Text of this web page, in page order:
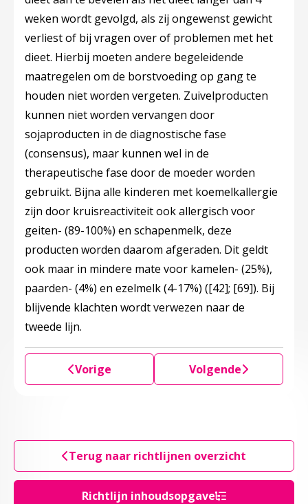
Richtlijn inhoudsopgave
weken wordt gevolgd, als zij ongewenst gewicht
verliest of bij vragen over of problemen met het
dieet. Hierbij moeten andere begeleidende
maatregelen om de borstvoeding op gang te
houden niet worden vergeten. Zuivelproducten
kunnen niet worden vervangen door
sojaproducten in de diagnostische fase
(consensus), maar kunnen wel in de
therapeutische fase door de moeder worden
gebruikt. Bijna alle kinderen met koemelkallergie
zijn door kruisreactiviteit ook allergisch voor
geiten- (89-100%) en schapenmelk, deze
producten worden daarom afgeraden. Dit geldt
ook maar in mindere mate voor kamelen- (25%),
paarden- (4%) en ezelmelk (4-17%) ([42]; [69]). Bij
blijvende klachten wordt verwezen naar de
tweede lijn.
Vorige Volgende
Terug naar richtlijnen overzicht